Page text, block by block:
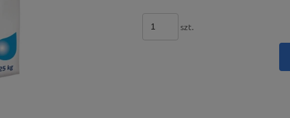
szt.